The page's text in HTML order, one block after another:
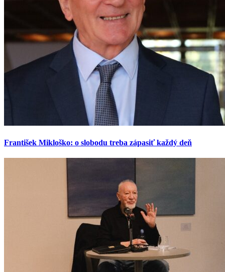
František Mikloško: o slobodu treba zápasiť každý deň